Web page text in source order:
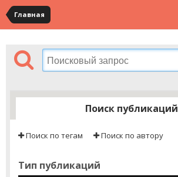
Главная
Поиск публикаций
Поиск по тегам Поиск по автору
Тип публикаций